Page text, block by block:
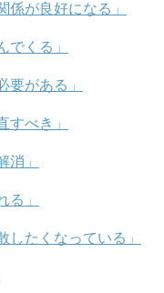
が良好になる」
でくる」
要がある」
すべき」
消」
る」
たくなっている」